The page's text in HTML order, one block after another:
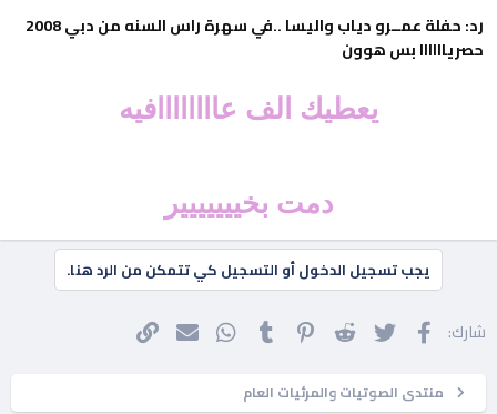
رد: حفلة عمــرو دياب واليسا ..في سهرة راس السنه من دبي 2008
حصرياااااا بس هوون
يعطيك الف عاااااااافيه
دمت بخييييييير
يجب تسجيل الدخول أو التسجيل كي تتمكن من الرد هنا.
شارك: فيسبوك تويتر Reddit
Pinterest
Tumblr
WhatsAppالبريد الإلكتروني
منتدى الصوتيات والمرئيات العام